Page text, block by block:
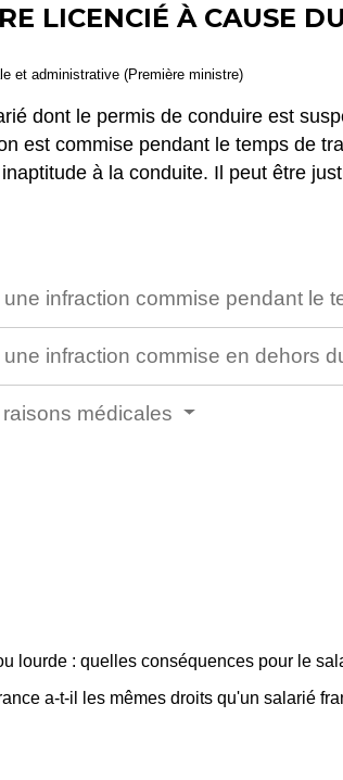
LICENCIÉ À CAUSE
et administrative (Première ministre)
dont le permis de conduire est
est commise pendant le temps de
à la conduite. Il peut être
infraction commise pendant le
infraction commise en dehors
médicales
lourde : quelles conséquences pour le
a-t-il les mêmes droits qu'un salarié